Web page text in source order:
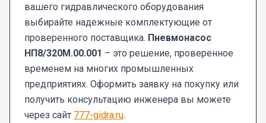
вашего гидравлического оборудования
выбирайте надежные комплектующие от
проверенного поставщика. Пневмонасос
НП8/320М.00.001 – это решение, проверенное
временем на многих промышленных
предприятиях. Оформить заявку на покупку или
получить консультацию инженера вы можете
через сайт 777-gidra.ru.